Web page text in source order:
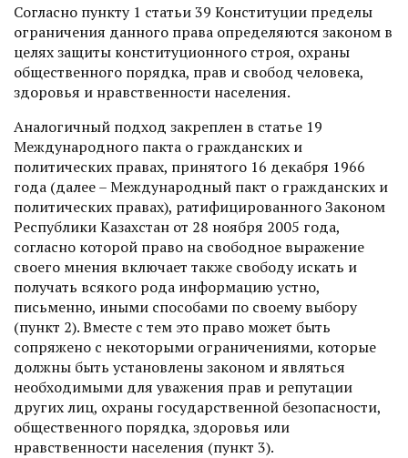
Согласно пункту 1 статьи 39 Конституции пределы
ограничения данного права определяются законом в
целях защиты конституционного строя, охраны
общественного порядка, прав и свобод человека,
здоровья и нравственности населения.
Аналогичный подход закреплен в статье 19
Международного пакта о гражданских и
политических правах, принятого 16 декабря 1966
года (далее – Международный пакт о гражданских и
политических правах), ратифицированного Законом
Республики Казахстан от 28 ноября 2005 года,
согласно которой право на свободное выражение
своего мнения включает также свободу искать и
получать всякого рода информацию устно,
письменно, иными способами по своему выбору
(пункт 2). Вместе с тем это право может быть
сопряжено с некоторыми ограничениями, которые
должны быть установлены законом и являться
необходимыми для уважения прав и репутации
других лиц, охраны государственной безопасности,
общественного порядка, здоровья или
нравственности населения (пункт 3).